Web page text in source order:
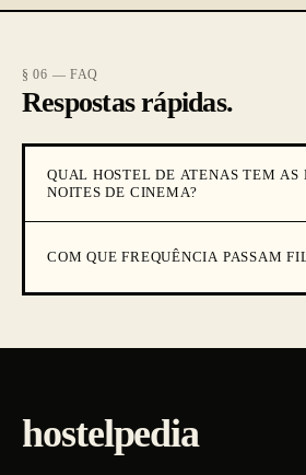
§ 06 — FAQ
Respostas rápidas.
QUAL HOSTEL DE ATENAS TEM AS
NOITES DE CINEMA?
COM QUE FREQUÊNCIA PASSAM
hostelpedia